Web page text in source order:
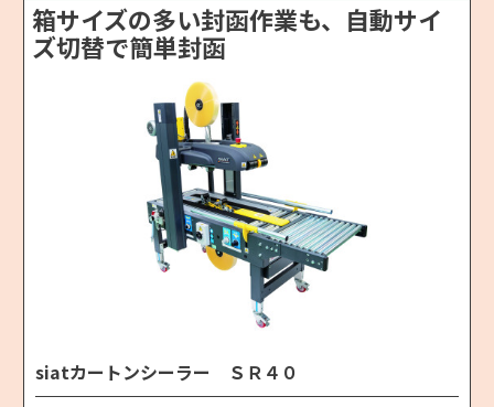
箱サイズの多い封函作業も、自動サイ
ズ切替で簡単封函
siatカートンシーラー ＳＲ４０